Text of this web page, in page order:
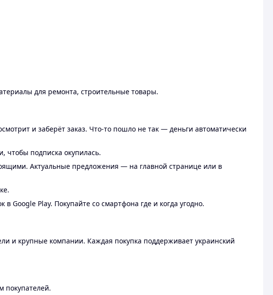
для ремонта, строительные товары.
и заберёт заказ. Что-то пошло не так — деньги автоматически
чтобы подписка окупилась.
Актуальные предложения — на главной странице или в
Google Play. Покупайте со смартфона где и когда угодно.
и крупные компании. Каждая покупка поддерживает украинский
покупателей.